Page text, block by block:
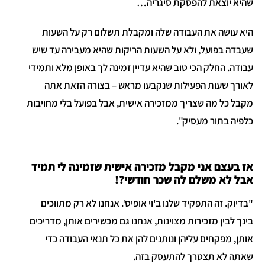
שהיא יוצאת להפסקת סיגריה…
היא עושה את העבודה שלה ומקבלת תשלום רק על השעות
שעבדה בפועל, ולא על השעות הריקות שהיא מעבירה עד שיש
עבודה. החלק הכי טוב שהיא עדיין זמינה לך באופן מלא ותמידי
לאורך שעות הפעילות שנקבעו מראש – בצורה הזאת אתה
מקבל כל מה שצריך ממזכירה אישית, אבל בפועל בלי מחויבות
כלפיה בתור מעסיק".
אז בעצם אני מקבל מזכירה אישית שזמינה לי תמיד
אבל לא משלם לה שכר חודשי?!
"בדיוק. זה התפקיד שלנו ב'וי אופיס'. אנחנו לא רק מתווכים
בינך לבין מזכירות מצוינות, אנחנו גם מכשירים אותן, מדריכים
אותן, מפקחים עליהן ונותנים להן את כל תנאי העבודה כדי
שאתה לא תצטרך להתעסק בזה.